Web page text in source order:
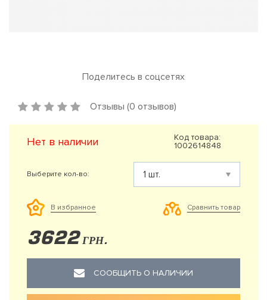
Поделитесь в соцсетях
Отзывы (0 отзывов)
Нет в наличии
Код товара:
1002614848
Выберите кол-во:
В избранное Сравнить товар
3622 ГРН.
СООБЩИТЬ О НАЛИЧИИ